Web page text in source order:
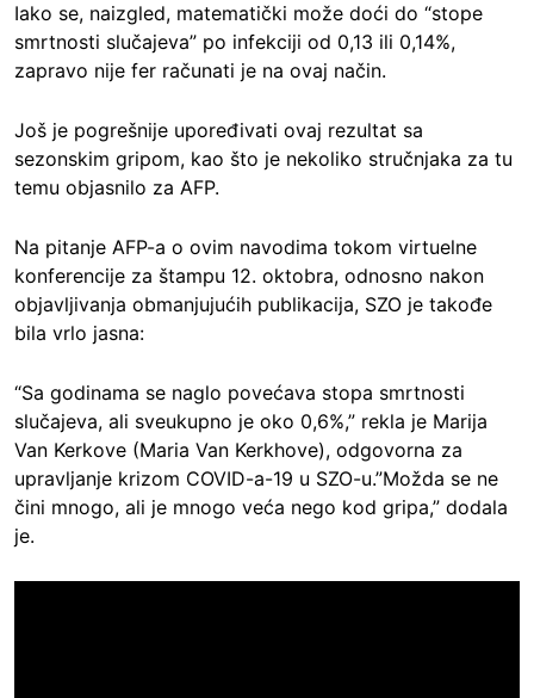
Iako se, naizgled, matematički može doći do “stope
smrtnosti slučajeva” po infekciji od 0,13 ili 0,14%,
zapravo nije fer računati je na ovaj način.
Još je pogrešnije upoređivati ovaj rezultat sa
sezonskim gripom, kao što je nekoliko stručnjaka za tu
temu objasnilo za AFP.
Na pitanje AFP-a o ovim navodima tokom virtuelne
konferencije za štampu 12. oktobra, odnosno nakon
objavljivanja obmanjujućih publikacija, SZO je takođe
bila vrlo jasna:
“Sa godinama se naglo povećava stopa smrtnosti
slučajeva, ali sveukupno je oko 0,6%,” rekla je Marija
Van Kerkove (Maria Van Kerkhove), odgovorna za
upravljanje krizom COVID-a-19 u SZO-u.”Možda se ne
čini mnogo, ali je mnogo veća nego kod gripa,” dodala
je.